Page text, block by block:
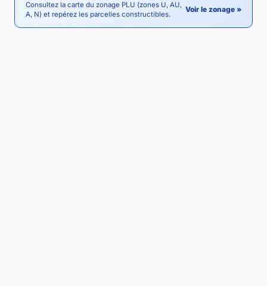
Consultez la carte du zonage PLU (zones U, AU,
A, N) et repérez les parcelles constructibles.
Voir le zonage »